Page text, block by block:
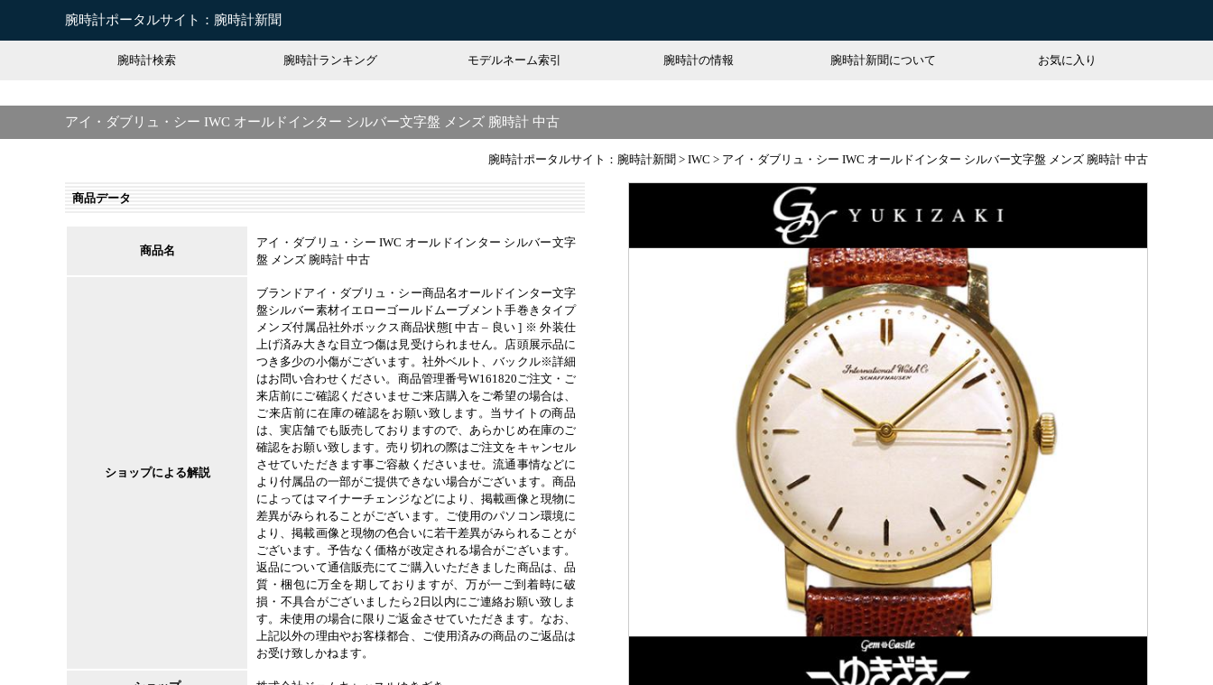
腕時計ポータルサイト：腕時計新聞
腕時計検索 腕時計ランキング モデルネーム索引 腕時計の情報 腕時計新聞について お気に入り
アイ・ダブリュ・シー IWC オールドインター シルバー文字盤 メンズ 腕時計 中古
腕時計ポータルサイト：腕時計新聞 > IWC > アイ・ダブリュ・シー IWC オールドインター シルバー文字盤 メンズ 腕時計 中古
商品データ
商品名
アイ・ダブリュ・シー IWC オールドインター シルバー文字
盤 メンズ 腕時計 中古
ショップによる解説
ブランドアイ・ダブリュ・シー商品名オールドインター文字
盤シルバー素材イエローゴールドムーブメント手巻きタイプ
メンズ付属品社外ボックス商品状態[ 中古 – 良い ] ※ 外装仕
上げ済み大きな目立つ傷は見受けられません。店頭展示品に
つき多少の小傷がございます。社外ベルト、バックル※詳細
はお問い合わせください。商品管理番号W161820ご注文・ご
来店前にご確認くださいませご来店購入をご希望の場合は、
ご来店前に在庫の確認をお願い致します。当サイトの商品
は、実店舗でも販売しておりますので、あらかじめ在庫のご
確認をお願い致します。売り切れの際はご注文をキャンセル
させていただきます事ご容赦くださいませ。流通事情などに
より付属品の一部がご提供できない場合がございます。商品
によってはマイナーチェンジなどにより、掲載画像と現物に
差異がみられることがございます。ご使用のパソコン環境に
より、掲載画像と現物の色合いに若干差異がみられることが
ございます。予告なく価格が改定される場合がございます。
返品について通信販売にてご購入いただきました商品は、品
質・梱包に万全を期しておりますが、万が一ご到着時に破
損・不具合がございましたら2日以内にご連絡お願い致しま
す。未使用の場合に限りご返金させていただきます。なお、
上記以外の理由やお客様都合、ご使用済みの商品のご返品は
お受け致しかねます。